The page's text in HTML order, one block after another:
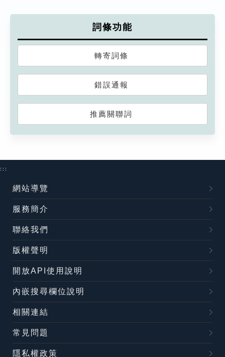
詞條功能
轉寄詞條
錯誤通報
推薦關聯詞
:::
網站導覽
服務簡介
聯絡我們
版權聲明
開放API使用說明
內嵌搜尋欄位說明
相關連結
常見問題
隱私權政策